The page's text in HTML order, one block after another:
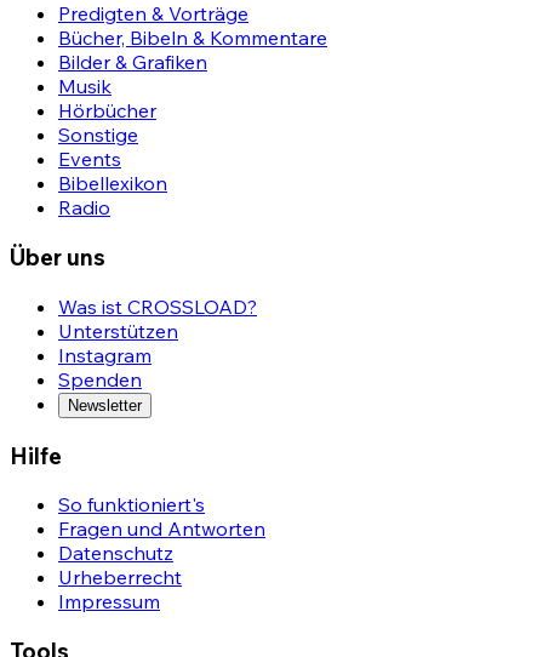
Predigten & Vorträge
Bücher, Bibeln & Kommentare
Bilder & Grafiken
Musik
Hörbücher
Sonstige
Events
Bibellexikon
Radio
Über uns
Was ist CROSSLOAD?
Unterstützen
Instagram
Spenden
Newsletter
Hilfe
So funktioniert's
Fragen und Antworten
Datenschutz
Urheberrecht
Impressum
Tools